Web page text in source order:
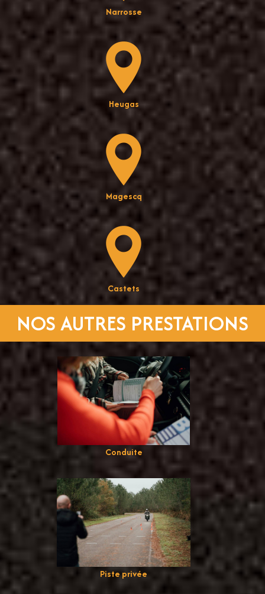
Narrosse
Heugas
Magescq
Castets
NOS AUTRES PRESTATIONS
Conduite
Piste privée